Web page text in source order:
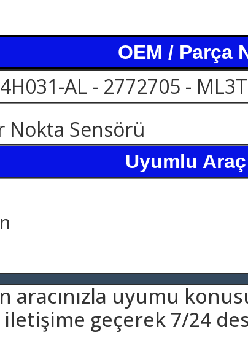
OEM / Parça
AL - 2772705 -
Nokta Sensörü
Uyumlu
aracınızla uyumu
geçerek 7/24